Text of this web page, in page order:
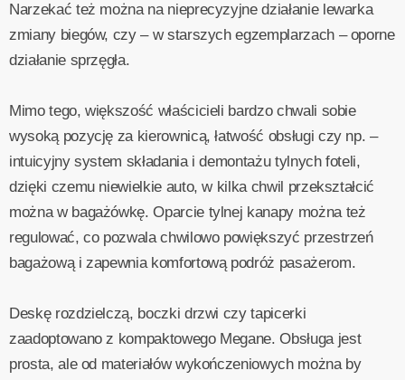
Narzekać też można na nieprecyzyjne działanie lewarka
zmiany biegów, czy – w starszych egzemplarzach – oporne
działanie sprzęgła.
Mimo tego, większość właścicieli bardzo chwali sobie
wysoką pozycję za kierownicą, łatwość obsługi czy np. –
intuicyjny system składania i demontażu tylnych foteli,
dzięki czemu niewielkie auto, w kilka chwil przekształcić
można w bagażówkę. Oparcie tylnej kanapy można też
regulować, co pozwala chwilowo powiększyć przestrzeń
bagażową i zapewnia komfortową podróż pasażerom.
Deskę rozdzielczą, boczki drzwi czy tapicerki
zaadoptowano z kompaktowego Megane. Obsługa jest
prosta, ale od materiałów wykończeniowych można by